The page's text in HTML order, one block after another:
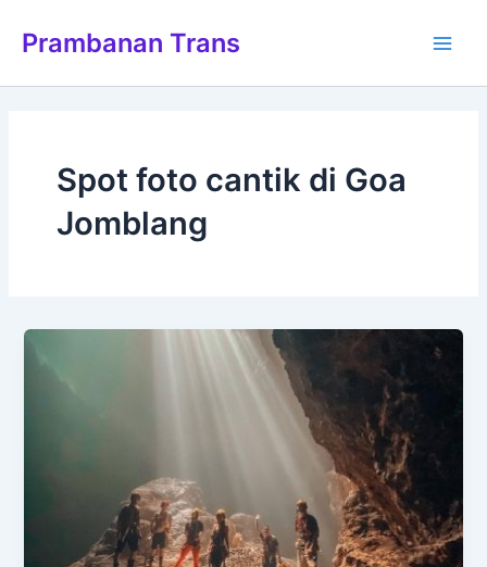
Prambanan Trans
Spot foto cantik di Goa
Jomblang